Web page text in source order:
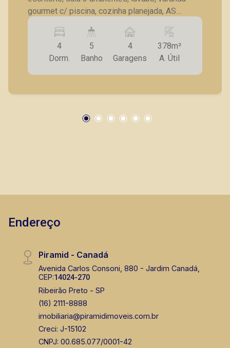
Corretor(a) Online
CORRETOR DE PLANTÃO
CRECI 293.460 - Venda
Thamiris Leandra Benevides
CRECI 270092 - Venda
Corretor(a) Online
CORRETOR DE PLANTÃO
gourmet c/ piscina, cozinha planejada, AS
planejada, wc de serviço, 4 vagas de garagem.
4
Dorm.
5
Banho
4
Garagens
378m²
A. Útil
Endereço
Piramid - Canadá
Avenida Carlos Consoni, 880 - Jardim Canadá,
CEP:14024-270
Ribeirão Preto - SP
(16) 2111-8888
imobiliaria@piramidimoveis.com.br
Creci: J-15102
CNPJ: 00.685.077/0001-42